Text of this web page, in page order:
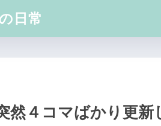
日常
然４コマばかり更